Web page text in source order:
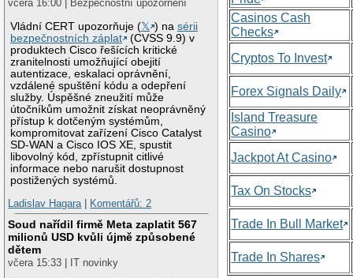
včera 16:00 | Bezpečnostní upozornění
Vládní CERT upozorňuje (𝕏 ) nasérii
bezpečnostních záplat
(CVSS 9.9) v
produktech Cisco řešících kritické
zranitelnosti umožňující obejití
autentizace, eskalaci oprávnění,
vzdálené spuštění kódu a odepření
služby. Úspěšné zneužití může
útočníkům umožnit získat neoprávněný
přístup k dotčeným systémům,
kompromitovat zařízení Cisco Catalyst
SD-WAN a Cisco IOS XE, spustit
libovolný kód, zpřístupnit citlivé
informace nebo narušit dostupnost
postižených systémů.
Ladislav Hagara| Komentářů: 2
Soud nařídil firmě Meta zaplatit 567
milionů USD kvůli újmě způsobené
dětem
včera 15:33 | IT novinky
Casinos Cash
Checks
Cryptos To Invest
Forex Signals Daily
Island Treasure
Casino
Jackpot At Casino
Tax On Stocks
Trade In Bull Market
Trade In Shares